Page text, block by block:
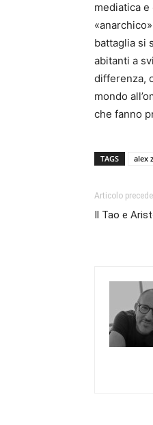
mediatica
battaglia si
abitanti a
differenza,
mondo
che fanno
TAGS alex
Articolo
Il Tao e